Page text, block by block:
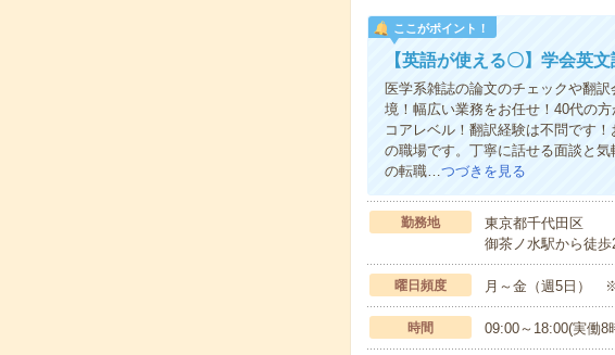
ここがポイント！
【英語が使える〇】学会英
医学系雑誌の論文のチェックや翻
境！幅広い業務をお任せ！40代の
コアレベル！翻訳経験は不問です
の職場です。丁寧に話せる面談と
の転職…つづきを見る
勤務地
東京都千代田区
御茶ノ水駅から徒
曜日頻度 月～金（週5日）
時間 09:00～18:00(実働